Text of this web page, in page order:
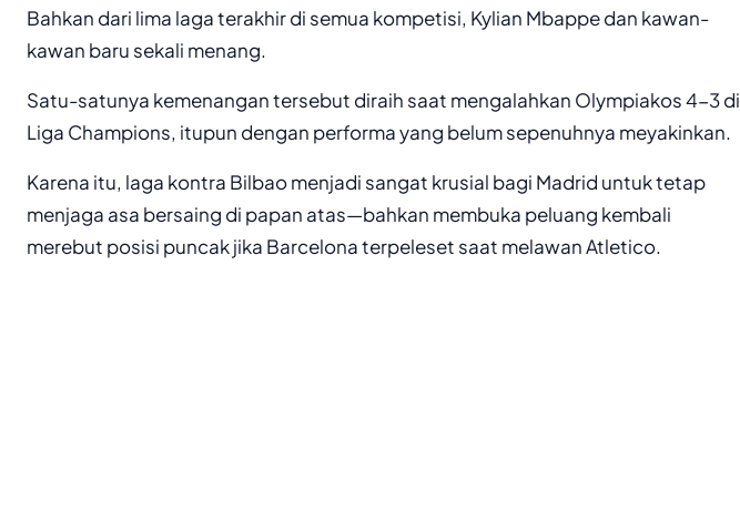
Bahkan dari lima laga terakhir di semua kompetisi, Kylian Mbappe dan kawan-
kawan baru sekali menang.
Satu-satunya kemenangan tersebut diraih saat mengalahkan Olympiakos 4-3 di
Liga Champions, itupun dengan performa yang belum sepenuhnya meyakinkan.
Karena itu, laga kontra Bilbao menjadi sangat krusial bagi Madrid untuk tetap
menjaga asa bersaing di papan atas—bahkan membuka peluang kembali
merebut posisi puncak jika Barcelona terpeleset saat melawan Atletico.